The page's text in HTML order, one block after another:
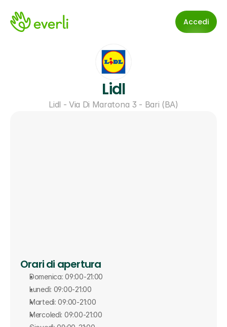
Accedi
Lidl
Lidl - Via Di Maratona 3 - Bari (BA)
Orari di apertura
Domenica: 09:00-21:00
Lunedì: 09:00-21:00
Martedì: 09:00-21:00
Mercoledì: 09:00-21:00